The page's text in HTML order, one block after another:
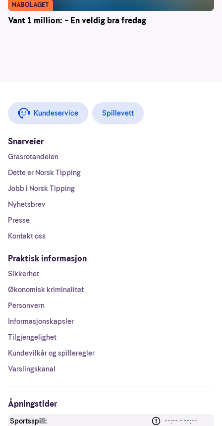
Vant 1 million: – En veldig bra fredag
NABOLAGET
Kundeservice Spillevett
Snarveier
Grasrotandelen
Dette er Norsk Tipping
Jobb i Norsk Tipping
Nyhetsbrev
Presse
Kontakt oss
Praktisk informasjon
Sikkerhet
Økonomisk kriminalitet
Personvern
Informasjonskapsler
Tilgjengelighet
Kundevilkår og spilleregler
Varslingskanal
Åpningstider
Sportsspill: --:-- - --:--